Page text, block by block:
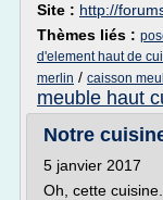
Site : http://
Thèmes liés :
d'element haut de
merlin / caisson
meuble haut
Notre
5 janvier 2017
Oh, cette